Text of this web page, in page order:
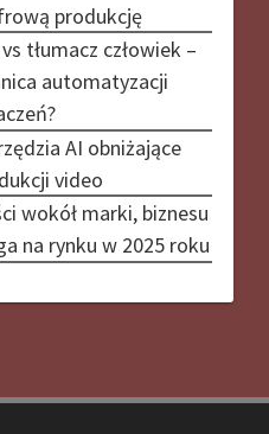
produkcję
tłumacz człowiek –
automatyzacji
AI obniżające
video
wokół marki, biznesu
na rynku w 2025 roku